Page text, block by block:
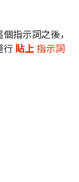
指示詞之後，
行 貼上 指示詞